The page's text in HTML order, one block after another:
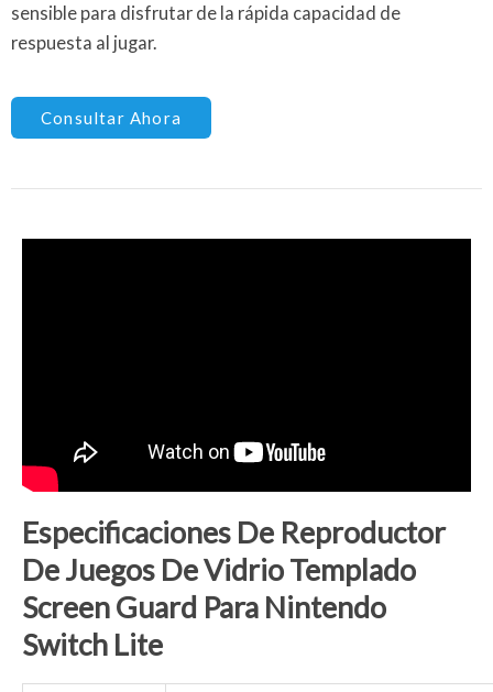
sensible para disfrutar de la rápida capacidad de
respuesta al jugar.
Consultar Ahora
Especificaciones De Reproductor
De Juegos De Vidrio Templado
SCreenGUard Para Nintendo
Switch Lite